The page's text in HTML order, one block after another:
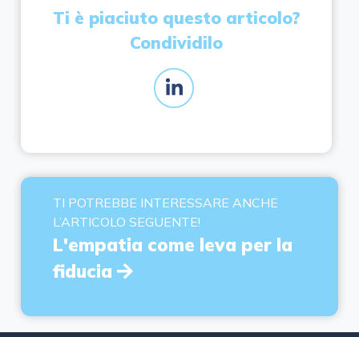
Ti è piaciuto questo articolo?
Condividilo
TI POTREBBE INTERESSARE ANCHE
L’ARTICOLO SEGUENTE!
L'empatia come leva per la
fiducia